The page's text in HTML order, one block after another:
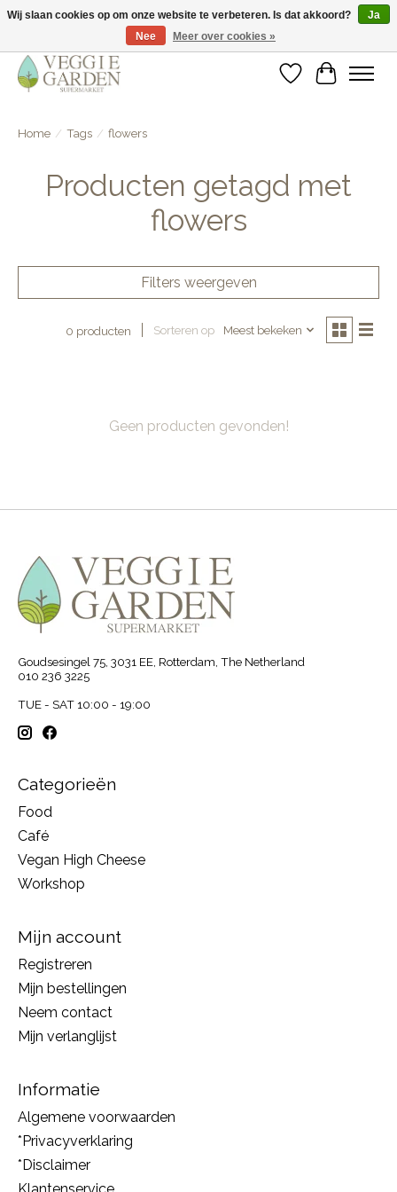
vegan & veggie products | free store pick-up
Verlanglijst
Home / Tags / flowers
Producten getagd met
flowers
Filters weergeven
0 producten Sorteren op Meest bekeken
Geen producten gevonden!
Goudsesingel 75, 3031 EE, Rotterdam, The Netherland
010 236 3225
TUE - SAT 10:00 - 19:00
Categorieën
Food
Café
Vegan High Cheese
Workshop
Mijn account
Registreren
Mijn bestellingen
Neem contact
Mijn verlanglijst
Informatie
Algemene voorwaarden
*Privacyverklaring
*Disclaimer
Klantenservice
Wij slaan cookies op om onze website te verbeteren. Is dat akkoord?
Ja
Nee
Meer over cookies »